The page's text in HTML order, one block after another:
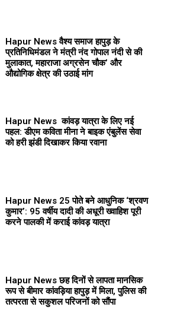
Hapur News वैश्य समाज हापुड़ के
प्रतिनिधिमंडल ने मंत्री नंद गोपाल नंदी से की
मुलाकात, महाराजा अग्रसेन चौक’ और
औद्योगिक क्षेत्र की उठाई मांग
Hapur News कांवड़ यात्रा के लिए नई
पहल: डीएम कविता मीना ने बाइक एंबुलेंस सेवा
को हरी झंडी दिखाकर किया रवाना
Hapur News 25 पोते बने आधुनिक ‘श्रवण
कुमार’: 95 वर्षीय दादी की अधूरी ख्वाहिश पूरी
करने पालकी में कराई कांवड़ यात्रा
Hapur News छह दिनों से लापता मानसिक
रूप से बीमार कांवड़िया हापुड़ में मिला, पुलिस की
तत्परता से सकुशल परिजनों को सौंपा